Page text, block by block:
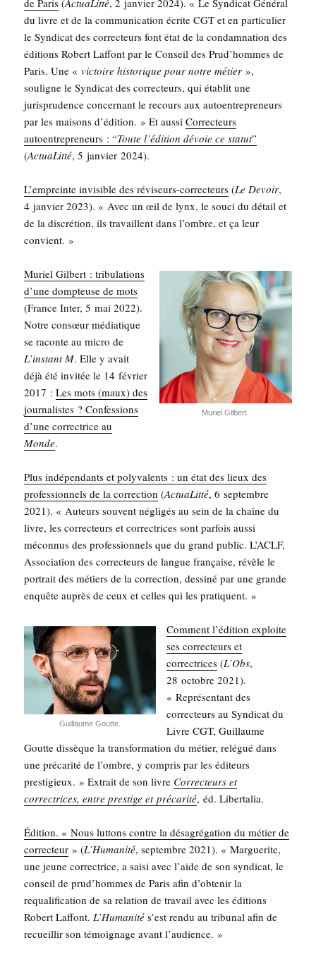
de Paris (Actua­Lit­té, 2 jan­vier 2024). « Le Syn­di­cat Géné­ral
du livre et de la com­mu­ni­ca­tion écrite CGT et en par­ti­cu­lier
le Syn­di­cat des cor­rec­teurs font état de la condam­na­tion des
édi­tions Robert Laf­font par le Conseil des Prud’­hommes de
Paris. Une «vic­toire his­to­rique pour notre métier »,
sou­ligne le Syn­di­cat des cor­rec­teurs, qui éta­blit une
juris­pru­dence concer­nant le recours aux autoen­tre­pre­neurs
par les mai­sons d’é­di­tion. » Et aus­siCor­rec­teurs
autoen­tre­pre­neurs : “Toute l’é­di­tion dévoie ce sta­tut”
(Actua­Lit­té, 5 jan­vier 2024).
L’empreinte invi­sible des révi­seurs-cor­rec­teurs (Le Devoir,
4 jan­vier 2023). « Avec un œil de lynx, le sou­ci du détail et
de la dis­cré­tion, ils tra­vaillent dans l’ombre, et ça leur
convient. »
Muriel Gil­bert.
Muriel Gil­bert : tri­bu­la­tions
d’une domp­teuse de mots
(France Inter, 5 mai 2022).
Notre consœur média­tique
se raconte au micro de
L’ins­tant M. Elle y avait
déjà été invi­tée le 14 février
2017 :Les mots (maux) des
jour­na­listes ? Confes­sions
d’une cor­rec­trice au
Monde.
Plus indé­pen­dants et poly­va­lents : un état des lieux des
pro­fes­sion­nels de la cor­rec­tion (Actua­Lit­té, 6 sep­tembre
2021). « Auteurs sou­vent négli­gés au sein de la chaîne du
livre, les cor­rec­teurs et cor­rec­trices sont par­fois aus­si
mécon­nus des pro­fes­sion­nels que du grand public. L’ACLF,
Asso­cia­tion des cor­rec­teurs de langue fran­çaise, révèle le
por­trait des métiers de la cor­rec­tion, des­si­né par une grande
enquête auprès de ceux et celles qui les pratiquent. »
Guillaume Goutte.
Com­ment l’édition exploite
ses cor­rec­teurs et
cor­rec­trices (L’Obs,
28 octobre 2021).
« Repré­sen­tant des
cor­rec­teurs au Syn­di­cat du
Livre CGT, Guillaume
Goutte dis­sèque la trans­for­ma­tion du métier, relé­gué dans
une pré­ca­ri­té de l’ombre, y com­pris par les édi­teurs
pres­ti­gieux. » Extrait de son livre Cor­rec­teurs et
cor­rec­trices, entre pres­tige et pré­ca­ri­té, éd. Liber­ta­lia.
Édi­tion. « Nous lut­tons contre la désa­gré­ga­tion du métier de
cor­rec­teur » (L’Hu­ma­ni­té, sep­tembre 2021). « Mar­gue­rite,
une jeune cor­rec­trice, a sai­si avec l’aide de son syn­di­cat, le
conseil de prud’hommes de Paris afin d’obtenir la
requa­li­fi­ca­tion de sa rela­tion de tra­vail avec les édi­tions
Robert Laf­font.L’Humanité s’est ren­du au tri­bu­nal afin de
recueillir son témoi­gnage avant l’audience. »